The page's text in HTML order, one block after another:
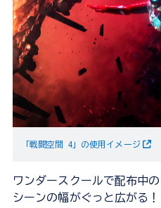
「戦闘空間 4」の使用イメージ
ワンダースクールで配布中
シーンの幅がぐっと広がる！